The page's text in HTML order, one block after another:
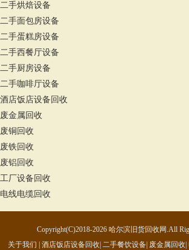
二手烘焙设备
二手面包房设备
二手蛋糕房设备
二手西餐厅设备
二手厨房设备
二手咖啡厅设备
酒店饭店设备回收
废金属回收
废铜回收
废铁回收
废铝回收
工厂设备回收
电线电缆回收
Copyright(C)2018-2026 哈尔滨旧货回收网.All
关于我们
酒店饭店设备回收 二手餐饮设备 废金属回收